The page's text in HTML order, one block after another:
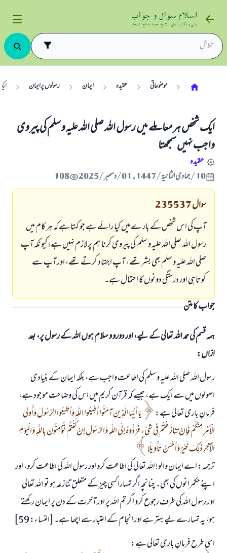
موضوعاتی عقیدہ ایمان رسولوں پرایمان
ایک شخص ہر معاملے میں رسول اللہ صلی اللہ علیہ و سلم کی پیروی
واجب نہیں سمجھتا
عقیدہ
10/جمادى الثانية/1447 , 01/دسمبر/2025
108
سوال235537
آپ کی اس شخص کے بار ے میں کیا رائے ہے جو کہتا ہے کہ ہر کام میں
رسول اللہ صلی اللہ علیہ و سلم کی پیروی کرنا ہم پر لازم نہیں ہے؛ کیونکہ آپ
صلی اللہ علیہ و سلم بھی بشر تھے ، آپ اجتہاد کرتے تھے، اور آپ سے
کوتاہی اور درستگی دونوں کا احتمال ہے۔
جواب کا متن
ہمہ قسم کی حمد اللہ تعالی کے لیے، اور دورو و سلام ہوں اللہ کے رسول پر، بعد
ازاں:
رسول اللہ صلی اللہ علیہ و سلم کی اطاعت واجب ہے، بلکہ ایمان کے بنیادی
اصولوں میں سے ایک ہے، جیسے کہ قرآن کریم میں اس کی وضاحت موجود ہے،
فرمانِ باری تعالی ہے:
يَا أَيُّهَا الَّذِينَ آمَنُوا أَطِيعُوا اللَّهَ وَأَطِيعُوا الرَّسُولَ وَأُولِي
الْأَمْرِ مِنْكُمْ فَإِنْ تَنَازَعْتُمْ فِي شَيْءٍ فَرُدُّوهُ إِلَى اللَّهِ وَالرَّسُولِ إِنْ كُنْتُمْ تُؤْمِنُونَ بِاللَّهِ وَالْيَوْمِ
الْآخِرِ ذَلِكَ خَيْرٌ وَأَحْسَنُ تَأْوِيلًا
ترجمہ: اے ایمان والو! اللہ تعالی کی اطاعت کرو اور رسول اللہ کی اطاعت کرو، اور
اپنے حکمرانوں کی بھی۔ چنانچہ اگر تمہارا کسی چیز کے متعلق تنازعہ ہو تو اللہ تعالی
اور رسول اللہ کی طرف رجوع کرو اگر تم اللہ پر اور آخرت کے دن پر ایمان رکھتے
ہو، یہ تمہارے لیے بہتر ہے اور انجام کے اعتبار سے اچھا ہے۔ [النساء: 59]
اسی طرح فرمانِ باری تعالی ہے: